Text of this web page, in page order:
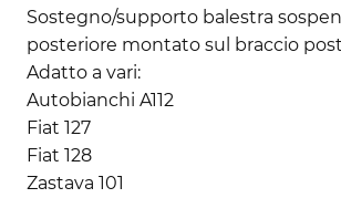
Sostegno/supporto balestra
posteriore montato sul braccio
Adatto a vari:
Autobianchi A112
Fiat 127
Fiat 128
Zastava 101